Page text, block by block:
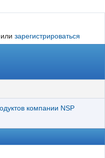
или зарегистрироваться
компании NSP